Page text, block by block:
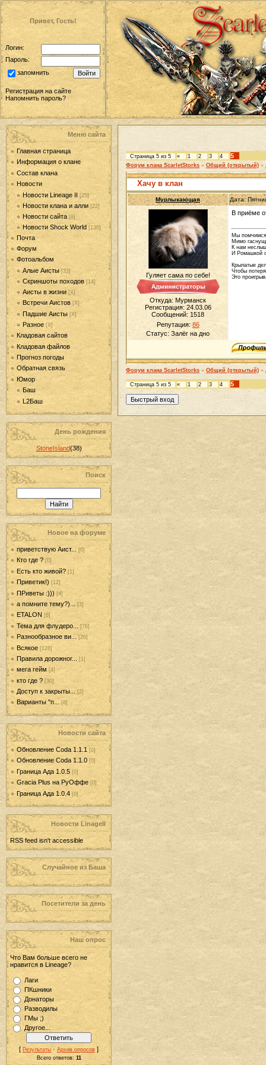
Привет, Гость!
Логин:
Пароль:
запомнить
Регистрация на сайте
Напомнить пароль?
Меню сайта
Главная страница
Информация о клане
Состав клана
Новости
Новости Lineage II [25]
Новости клана и алли [22]
Новости сайта [8]
Новости Shock World [130]
Почта
Форум
Фотоальбом
Алые Аисты [33]
Скриншоты походов [14]
Аисты в жизни [Х]
Встречи Аистов [Х]
Падшие Аисты [Х]
Разное [Х]
Кладовая сайтов
Кладовая файлов
Прогноз погоды
Обратная связь
Юмор
Баш
L2Баш
День рождения
StoneIsland(38)
Поиск
Новое на форуме
приветствую Аист... [0]
Кто где ? [0]
Есть кто живой? [1]
Приветик!) [12]
ПРиветы :))) [4]
а помните тему?)... [3]
ETALON [6]
Тема для флудеро... [76]
Разнообразное ви... [26]
Всякое [128]
Правила дорожног... [1]
мега гейм [4]
кто где ? [30]
Доступ к закрыты... [2]
Варианты "п... [8]
Новости сайта
Обновление Coda 1.1.1 [0]
Обновление Coda 1.1.0 [0]
Граница Ада 1.0.5 [0]
Gracia Plus на РуОффе [0]
Граница Ада 1.0.4 [0]
Новости LinageII
RSS feed isn't accessible
Случайное из Баша
Посетители за день
Наш опрос
Что Вам больше всего не
нравится в Lineage?
Лаги
ПКшники
Донаторы
Разводилы
ГМы ;)
Другое...
[ Результаты · Архив опросов ]
Всего ответов: 11
Страница 5 из 5 « 1 2 3 4 5
Форум клана ScarletStorks » Общий (открытый) »
Хачу в клан
Мурлыкающая Дата:
Гуляет сама по себе!
Откуда: Мурманск
Регистрация: 24.03.06
Сообщений: 1518
Репутация: 86
Статус: Залёг на дно
В приёме
Мы
Мимо
К нам
И Ромашкой
Крылатые
Чтобы
Это
Форум клана ScarletStorks » Общий (открытый) »
Страница 5 из 5 « 1 2 3 4 5